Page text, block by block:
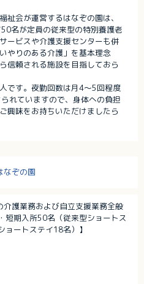
祉会が運営するはなぞの園は、
名が定員の従来型の特別養護老
ービスや介護支援センターも併
やりのある介護」を基本理念
信頼される施設を目指しておら
です。夜勤回数は月4～5回程度
れていますので、身体への負担
興味をお持ちいただけましたら
ぞの園
介護業務および自立支援業務全般
短期入所50名（従来型ショートス
ートステイ18名）】